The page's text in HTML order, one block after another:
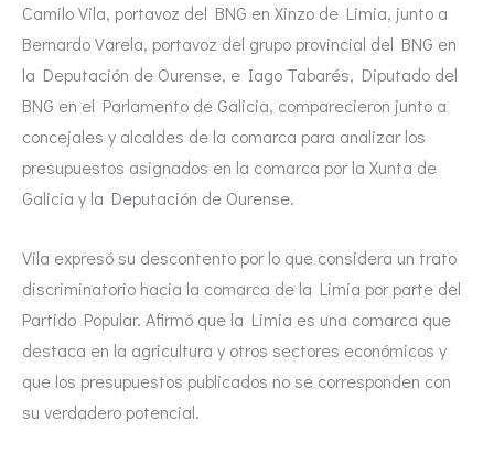
Camilo Vila, portavoz del BNG en Xinzo de Limia, junto a
Bernardo Varela, portavoz del grupo provincial del BNG en
la Deputación de Ourense, e Iago Tabarés, Diputado del
BNG en el Parlamento de Galicia, comparecieron junto a
concejales y alcaldes de la comarca para analizar los
presupuestos asignados en la comarca por la Xunta de
Galicia y la Deputación de Ourense.
Vila expresó su descontento por lo que considera un trato
discriminatorio hacia la comarca de la Limia por parte del
Partido Popular. Afirmó que la Limia es una comarca que
destaca en la agricultura y otros sectores económicos y
que los presupuestos publicados no se corresponden con
su verdadero potencial.